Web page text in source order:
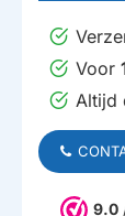
Voor
Altijd
9.0